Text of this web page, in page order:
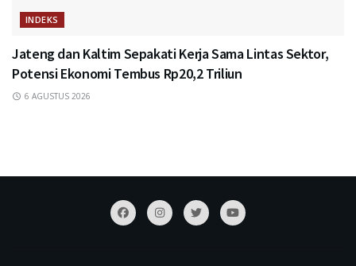
INDEKS
Jateng dan Kaltim Sepakati Kerja Sama Lintas Sektor,
Potensi Ekonomi Tembus Rp20,2 Triliun
6 AGUSTUS 2026